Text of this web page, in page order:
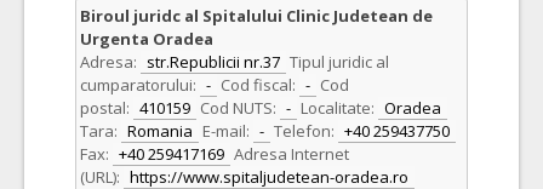
Biroul juridc al Spitalului Clinic Judetean de
Urgenta Oradea
Adresa: str.Republicii nr.37 Tipul juridic al
cumparatorului: - Cod fiscal: - Cod
postal: 410159 Cod NUTS: - Localitate: Oradea
Tara: Romania E-mail: - Telefon: +40 259437750
Fax: +40 259417169 Adresa Internet
(URL): https://www.spitaljudetean-oradea.ro